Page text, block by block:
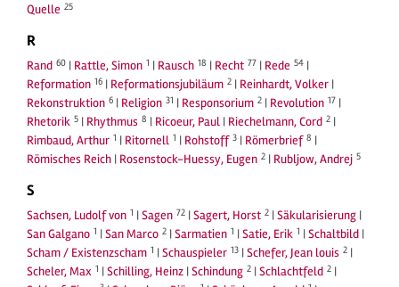
Quelle 25
R
Rand 60 | Rattle, Simon 1 | Rausch 18 | Recht 77 | Rede 54 |
Reformation 16 | Reformationsjubiläum 2 | Reinhardt, Volker |
Rekonstruktion 6 | Religion 31 | Responsorium 2 | Revolution 17 |
Rhetorik 5 | Rhythmus 8 | Ricoeur, Paul | Riechelmann, Cord 2 |
Rimbaud, Arthur 1 | Ritornell 1 | Rohstoff 3 | Römerbrief 8 |
Römisches Reich | Rosenstock-Huessy, Eugen 2 | Rubljow, Andrej 5
S
Sachsen, Ludolf von 1 |Sagen 72 |Sagert, Horst 2 |Säkularisierung |
San Galgano 1 |San Marco 2 |Sarmatien 1 |Satie, Erik 1 |Schaltbild |
Scham / Existenzscham 1 |Schauspieler 13 |Schefer, Jean louis 2 |
Scheler, Max 1 |Schilling, Heinz |Schindung 2 |Schlachtfeld 2 |